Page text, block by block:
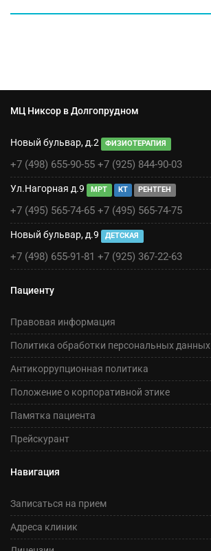
МЦ Никсор в Долгопрудном
Новый бульвар, д.2 ФИЗИОТЕРАПИЯ
+7 (498) 655-90-55 +7 (925) 844-90-03
Ул.Нагорная д.9 МРТ КТ РЕНТГЕН
+7 (495) 565-74-65 +7 (495) 565-74-75
Новый бульвар, д.9 ДЕТСКАЯ
+7 (498) 655-91-81 +7 (925) 367-22-63
Пациенту
Правовая информация
Политика обработки персональных данных
Антикоррупционная политика
Положение о корпоративной этике
Памятка пациента
Прейскурант
Навигация
Записаться на прием
Адреса клиник